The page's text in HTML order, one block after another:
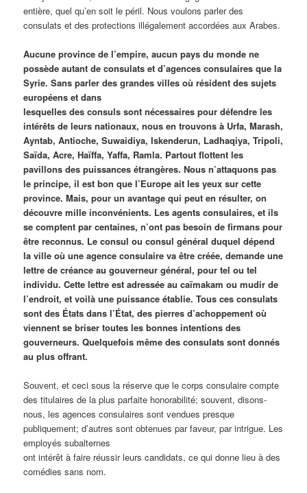
entière, quel qu’en soit le péril. Nous voulons parler des
consulats et des protections illégalement accordées aux Arabes.
Aucune province de l’empire, aucun pays du monde ne
possède autant de consulats et d’agences consulaires que la
Syrie. Sans parler des grandes villes où résident des sujets
européens et dans
lesquelles des consuls sont nécessaires pour défendre les
intérêts de leurs nationaux, nous en trouvons à Urfa, Marash,
Ayntab, Antioche, Suwaidiya, Iskenderun, Ladhaqiya, Tripoli,
Saïda, Acre, Haïffa, Yaffa, Ramla. Partout flottent les
pavillons des puissances étrangères. Nous n’attaquons pas
le principe, il est bon que l’Europe ait les yeux sur cette
province. Mais, pour un avantage qui peut en résulter, on
découvre mille inconvénients. Les agents consulaires, et ils
se comptent par centaines, n’ont pas besoin de firmans pour
être reconnus. Le consul ou consul général duquel dépend
la ville où une agence consulaire va être créée, demande une
lettre de créance au gouverneur général, pour tel ou tel
individu. Cette lettre est adressée au caïmakam ou mudir de
l’endroit, et voilà une puissance établie. Tous ces consulats
sont des États dans l’État, des pierres d’achoppement où
viennent se briser toutes les bonnes intentions des
gouverneurs. Quelquefois même des consulats sont donnés
au plus offrant.
Souvent, et ceci sous la réserve que le corps consulaire compte
des titulaires de la plus parfaite honorabilité; souvent, disons-
nous, les agences consulaires sont vendues presque
publiquement; d’autres sont obtenues par faveur, par intrigue. Les
employés subalternes
ont intérêt à faire réussir leurs candidats, ce qui donne lieu à des
comédies sans nom.